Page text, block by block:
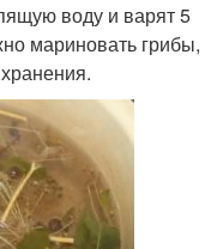
воду и варят 5
мариновать грибы,